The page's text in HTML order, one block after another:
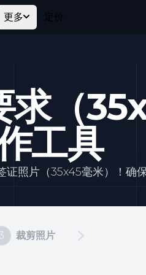
更多 定价
求（
工具
照片（35x45毫米）！确
裁剪照片